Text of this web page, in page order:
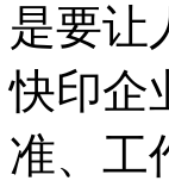
是要让
快印企
准、工